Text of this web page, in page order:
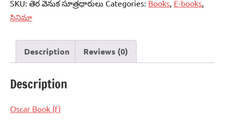
SKU: తెర వెనుక సూత్రధారులు Categories: Books E-books
సినిమా
Description Reviews (0)
Description
Oscar Book (f)